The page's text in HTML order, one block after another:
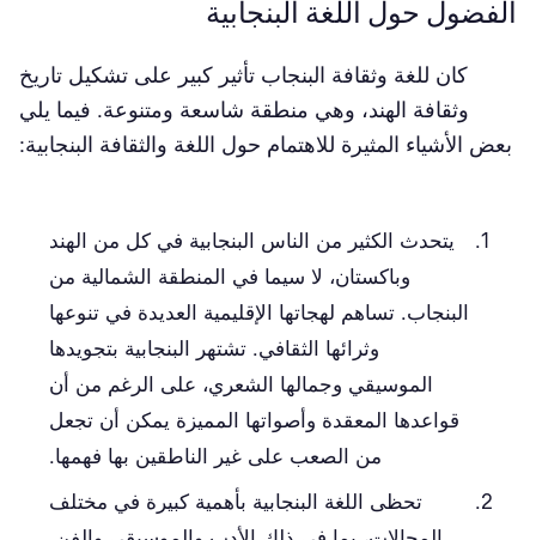
الفضول حول اللغة البنجابية
كان للغة وثقافة البنجاب تأثير كبير على تشكيل تاريخ
وثقافة الهند، وهي منطقة شاسعة ومتنوعة. فيما يلي
بعض الأشياء المثيرة للاهتمام حول اللغة والثقافة البنجابية:
يتحدث الكثير من الناس البنجابية في كل من الهند
وباكستان، لا سيما في المنطقة الشمالية من
البنجاب. تساهم لهجاتها الإقليمية العديدة في تنوعها
وثرائها الثقافي. تشتهر البنجابية بتجويدها
الموسيقي وجمالها الشعري، على الرغم من أن
قواعدها المعقدة وأصواتها المميزة يمكن أن تجعل
من الصعب على غير الناطقين بها فهمها.
تحظى اللغة البنجابية بأهمية كبيرة في مختلف